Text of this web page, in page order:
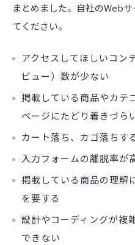
まとめました。自社のWeb
てください。
アクセスしてほしいコン
ビュー）数が少ない
掲載している商品やカテ
ページにたどり着きづら
カート落ち、カゴ落ちす
入力フォームの離脱率が
掲載している商品の理解
を要する
設計やコーディングが複
できない